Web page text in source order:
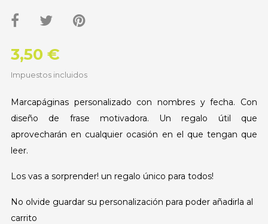
3,50 €
Impuestos incluidos
Marcapáginas personalizado con nombres y fecha. Con
diseño de frase motivadora. Un regalo útil que
aprovecharán en cualquier ocasión en el que tengan que
leer.
Los vas a sorprender! un regalo único para todos!
No olvide guardar su personalización para poder añadirla al
carrito